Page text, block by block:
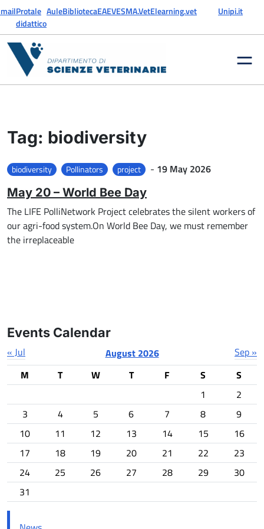
Skip to content
Protale
didattico
AuleBibliotecaEAEVESMA.VetElearning.vet Unipi.it
Tag: biodiversity
biodiversity Pollinators project - Posted on
19 May 2026
May 20 – World Bee Day
The LIFE PolliNetwork Project celebrates the silent workers of
our agri-food system.On World Bee Day, we must remember
the irreplaceable
Events Calendar
August 2026
M
T W T F S S
« Jul Sep »
1
2
3
4 5 6 7 8
9
10
11 12 13 14 15
16
17
18 19 20 21 22
23
24
25 26 27 28 29
30
31